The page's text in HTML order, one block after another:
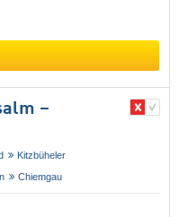
–
Kitzbüheler
Chiemgau